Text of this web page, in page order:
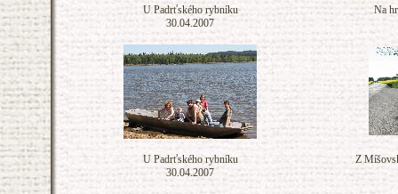
U Padrťského rybníku
30.04.2007
Na
U Padrťského rybníku
30.04.2007
Z